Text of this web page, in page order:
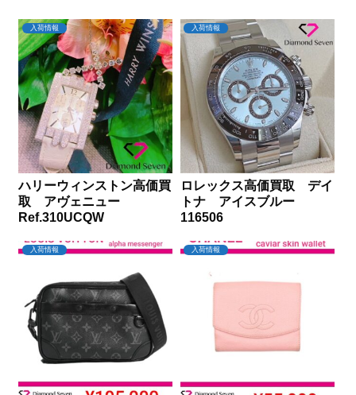
入荷情報
ハリーウィンストン高価買
取 アヴェニュー
Ref.310UCQW
入荷情報
ロレックス高価買取 デイ
トナ アイスブルー
116506
入荷情報 入荷情報